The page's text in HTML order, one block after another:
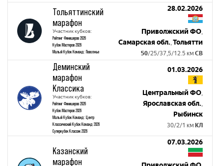
Тольяттинский
марафон
Участник кубков:
Рейтинг Финишеров 2026
Кубок Мастеров 2026
Малый Кубок Команд: Поволжье
28.02.2026
Приволжский ФО,
Самарская обл.,Тольятти
50/25/37,5/12.5 км СВ
Деминский
марафон
Классика
Участник кубков:
Рейтинг Финишеров 2026
Кубок Мастеров 2026
Малый Кубок Команд: Центр
Классический Кубок Команд 2026
Суперкубок Классик 2026
01.03.2026
Центральный ФО,
Ярославская обл.,
Рыбинск
30/2/1 км КЛ
Казанский
марафон
07.03.2026